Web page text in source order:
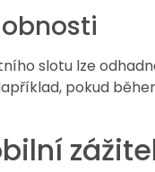
slotu lze
pokud